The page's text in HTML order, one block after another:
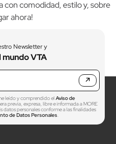
comodidad, estilo y, sobre
ahora!
Newsletter y
VTA
↗
leído y comprendido elAviso de
previa, expresa, libre e informada a MORE
datos personales conforme a las finalidades
de Datos Personales.